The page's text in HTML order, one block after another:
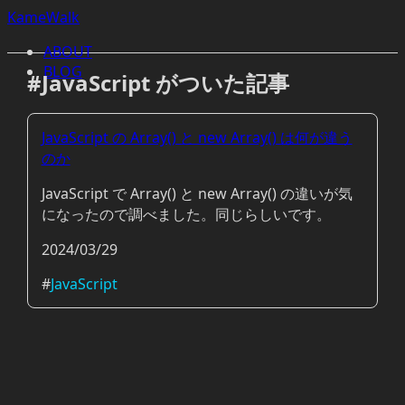
KameWalk
ABOUT
BLOG
#JavaScript がついた記事
JavaScript の Array() と new Array() は何が違う
のか
JavaScript で Array() と new Array() の違いが気
になったので調べました。同じらしいです。
2024/03/29
#JavaScript